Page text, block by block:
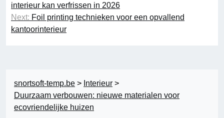
interieur kan verfrissen in 2026
Next: Foil printing technieken voor een opvallend
kantoorinterieur
snortsoft-temp.be > Interieur >
Duurzaam verbouwen: nieuwe materialen voor
ecovriendelijke huizen